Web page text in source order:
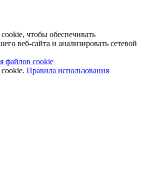
чтобы обеспечивать
веб-сайта и анализировать сетевой
файлов cookie
Правила использования